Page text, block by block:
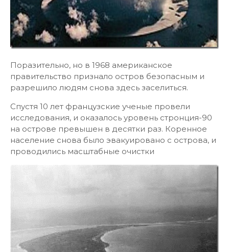
Поразительно, но в 1968 американское
правительство признало остров безопасным и
разрешило людям снова здесь заселиться.
Спустя 10 лет французские ученые провели
исследования, и оказалось уровень стронция-90
на острове превышен в десятки раз. Коренное
население снова было эвакуировано с острова, и
проводились масштабные очистки